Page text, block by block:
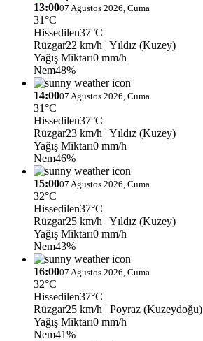
13:0007 Ağustos 2026, Cuma
31°C
Hissedilen37°C
Rüzgar22 km/h | Yıldız (Kuzey)
Yağış Miktarı0 mm/h
Nem48%
14:0007 Ağustos 2026, Cuma
31°C
Hissedilen37°C
Rüzgar23 km/h | Yıldız (Kuzey)
Yağış Miktarı0 mm/h
Nem46%
15:0007 Ağustos 2026, Cuma
32°C
Hissedilen37°C
Rüzgar25 km/h | Yıldız (Kuzey)
Yağış Miktarı0 mm/h
Nem43%
16:0007 Ağustos 2026, Cuma
32°C
Hissedilen37°C
Rüzgar25 km/h | Poyraz (Kuzeydoğu)
Yağış Miktarı0 mm/h
Nem41%